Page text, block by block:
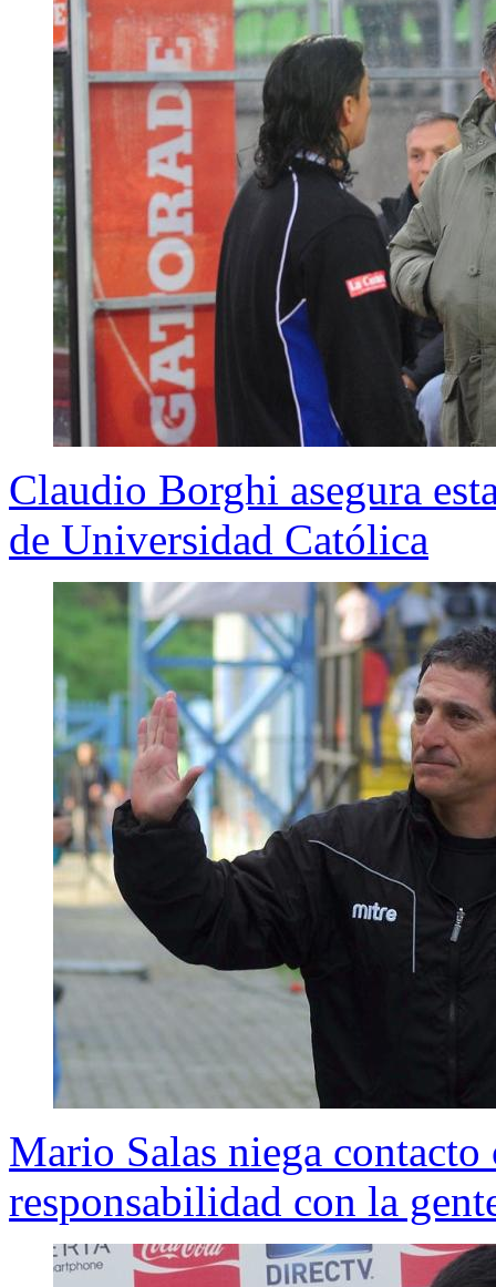
Claudio Borghi asegura
de Universidad Católica
Mario Salas niega
responsabilidad con la